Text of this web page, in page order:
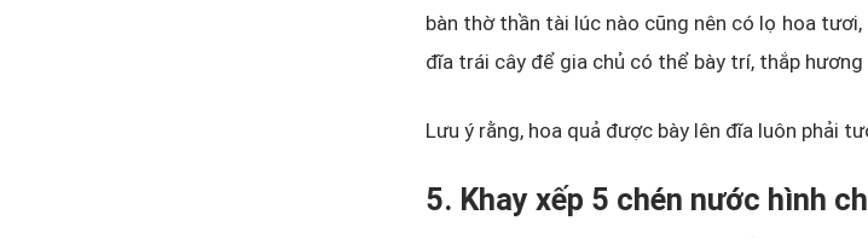
bàn thờ thần tài lúc nào cũng nên có lọ hoa
đĩa trái cây để gia chủ có thể bày trí, thắp
Lưu ý rằng, hoa quả được bày lên đĩa luôn phải
5. Khay xếp 5 chén nước hình